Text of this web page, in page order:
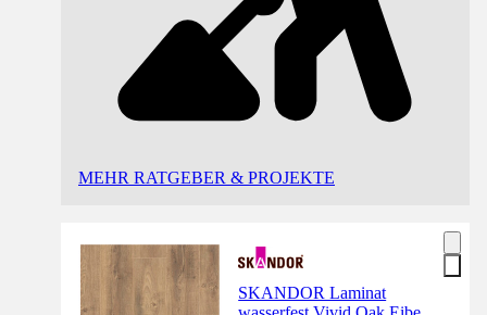
MEHR RATGEBER & PROJEKTE
SKANDOR Laminat